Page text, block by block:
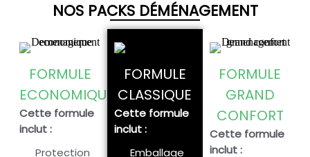
NOS PACKS DÉMÉNAGEMENT
FORMULE
ECONOMIQUE
Cette formule
inclut :
Protection
FORMULE
CLASSIQUE
Cette formule
inclut :
Emballage
FORMULE
GRAND
CONFORT
Cette formule
inclut :